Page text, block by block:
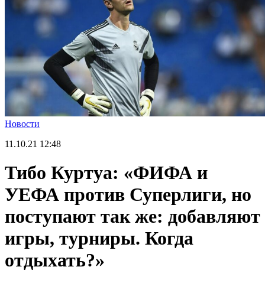
Новости
11.10.21 12:48
Тибо Куртуа: «ФИФА и
УЕФА против Суперлиги, но
поступают так же: добавляют
игры, турниры. Когда
отдыхать?»